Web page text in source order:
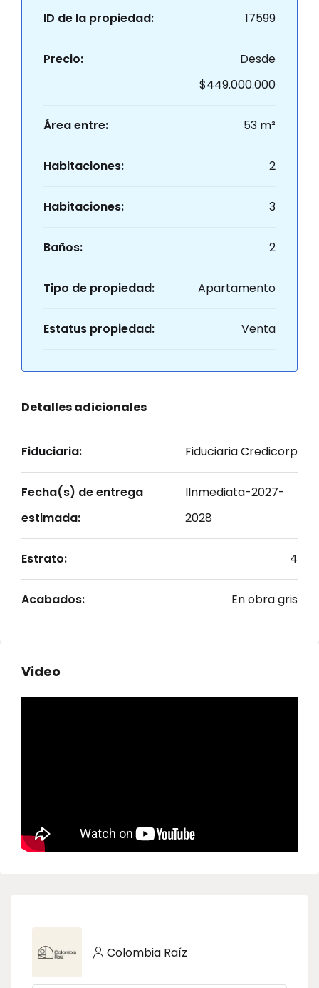
ID de la propiedad: 17599
Precio:
Desde
$449.000.000
Área entre: 53 m²
Habitaciones: 2
Habitaciones: 3
Baños: 2
Tipo de propiedad: Apartamento
Estatus propiedad: Venta
Detalles adicionales
Fiduciaria: Fiduciaria Credicorp
Fecha(s) de entrega
estimada:
IInmediata-2027-
2028
Estrato: 4
Acabados: En obra gris
Video
Colombia Raíz